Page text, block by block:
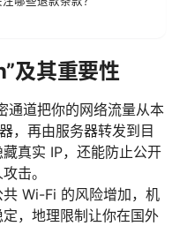
及其重要性
通道把你的网络流量从本
，再由服务器转发到目
真实 IP，还能防止公开
击。
Wi-Fi 的风险增加，机
，地理限制让你在国外